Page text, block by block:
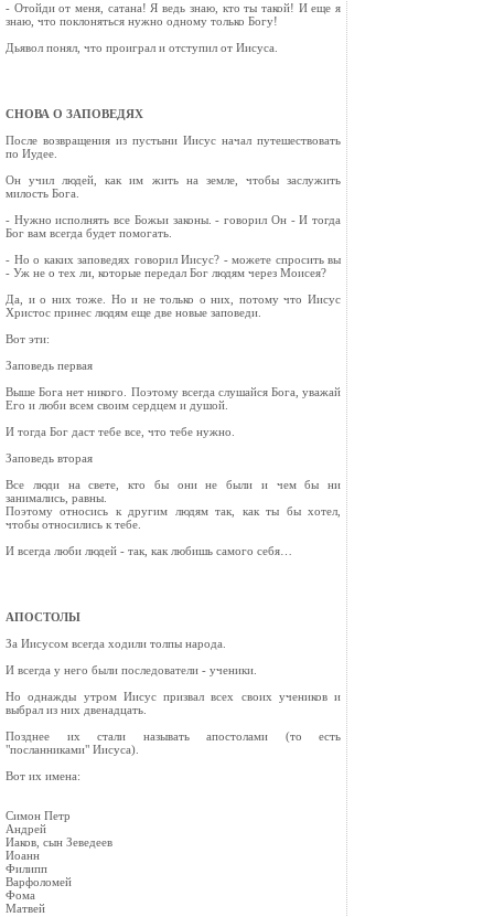
- Отойди от меня, сатана! Я ведь знаю, кто ты такой! И еще я
знаю, что поклоняться нужно одному только Богу!
Дьявол понял, что проиграл и отступил от Иисуса.
СНОВА О ЗАПОВЕДЯХ
После возвращения из пустыни Иисус начал путешествовать
по Иудее.
Он учил людей, как им жить на земле, чтобы заслужить
милость Бога.
- Нужно исполнять все Божьи законы. - говорил Он - И тогда
Бог вам всегда будет помогать.
- Но о каких заповедях говорил Иисус? - можете спросить вы
- Уж не о тех ли, которые передал Бог людям через Моисея?
Да, и о них тоже. Но и не только о них, потому что Иисус
Христос принес людям еще две новые заповеди.
Вот эти:
Заповедь первая
Выше Бога нет никого. Поэтому всегда слушайся Бога, уважай
Его и люби всем своим сердцем и душой.
И тогда Бог даст тебе все, что тебе нужно.
Заповедь вторая
Все люди на свете, кто бы они не были и чем бы ни
занимались, равны.
Поэтому относись к другим людям так, как ты бы хотел,
чтобы относились к тебе.
И всегда люби людей - так, как любишь самого себя…
АПОСТОЛЫ
За Иисусом всегда ходили толпы народа.
И всегда у него были последователи - ученики.
Но однажды утром Иисус призвал всех своих учеников и
выбрал из них двенадцать.
Позднее их стали называть апостолами (то есть
"посланниками" Иисуса).
Вот их имена:
Симон Петр
Андрей
Иаков, сын Зеведеев
Иоанн
Филипп
Варфоломей
Фома
Матвей